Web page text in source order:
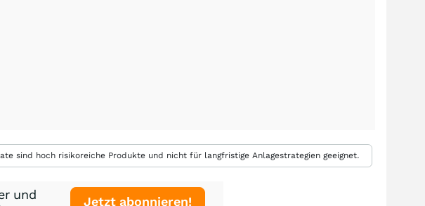
sind hoch risikoreiche Produkte und nicht für langfristige Anlagestrategien geeignet.
und
Jetzt abonnieren!